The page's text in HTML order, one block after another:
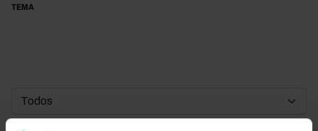
TEMA